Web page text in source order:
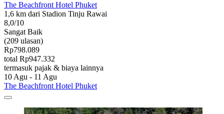
The Beachfront Hotel Phuket
1,6 km dari Stadion Tinju Rawai
8,0/10
Sangat Baik
(209 ulasan)
Rp798.089
total Rp947.332
termasuk pajak & biaya lainnya
10 Agu - 11 Agu
The Beachfront Hotel Phuket